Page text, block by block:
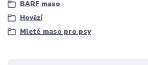
BARF maso
Hovězí
Mleté maso pro psy